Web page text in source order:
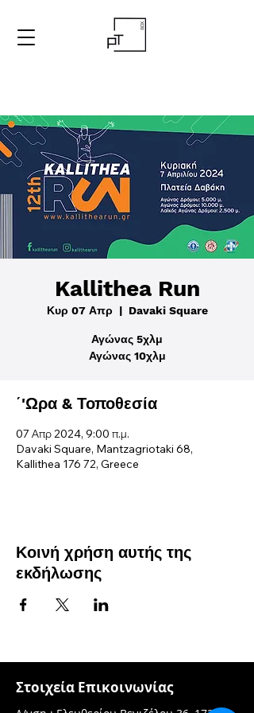
Kallithea Run
Κυρ 07 Απρ
  |
Davaki Square
Αγώνας 5χλμ
Αγώνας 10χλμ
΄'Ωρα & Τοποθεσία
07 Απρ 2024, 9:00 π.μ.
Davaki Square, Mantzagriotaki 68,
Kallithea 176 72, Greece
Κοινή χρήση αυτής της
εκδήλωσης
Στοιχεία Επικοινωνίας